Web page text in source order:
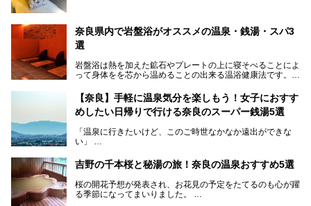
中心部に近いサウナや郊外にあるアウトドアフィンランド式
サウナなど種類も豊富です。
奈良県にあるサウナでリフレッシュしませんか？
奈良県内で岩盤浴がオススメの温泉・銭湯・スパ3
選
岩盤浴は熱を加えた鉱石やプレートの上に寝そべることによ
って身体をを芯から温めることの出来る温浴健康法です。じ
果だけではなく、代謝が高まり健康や美容にも良い影響が期
待できます。今回はそんな岩盤浴にこだわった、奈良県内の
オススメ温泉・銭湯・スパ3ヶ所を紹介させていただきま
【奈良】手軽に温泉気分を楽しもう！女子におすす
めしたい日帰りで行ける奈良のスーパー銭湯5選
「温泉に行きたいけど、このご時世なかなか遠出ができな
い」
そんな方も多いのではないでしょうか？
お宿に泊まって観光地を巡るような温泉旅行がしたいけど、
まとまった時間が取れない時もありますよね。
吉野の千本桜と秘湯の旅！奈良の温泉おすすめ5選
桜の開花予想が発表され、お花見の予定をたてるのも心が躍
る季節になってまいりました。